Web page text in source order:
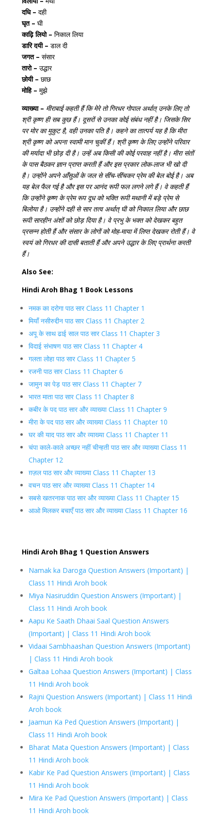
दधि – दही
घृत – घी
काढ़ि लियो – निकाल लिया
डारि दयी – डाल दी
जगत – संसार
तारो – उद्धार
छोयी – छाछ
मोहि – मुझे
व्याख्या – मीराबाई कहती हैं कि मेरे तो गिरधर गोपाल अर्थात् उनके लिए तो
श्री कृष्ण ही सब कुछ हैं। दूसरों से उनका कोई संबंध नहीं है। जिसके सिर
पर मोर का मुकुट है, वही उनका पति है। कहने का तात्पर्य यह है कि मीरा
श्री कृष्ण को अपना स्वामी मान चुकीं हैं। श्री कृष्ण के लिए उन्होंने परिवार
की मर्यादा भी छोड़ दी है। उन्हें अब किसी की कोई परवाह नहीं है। मीरा संतों
के पास बैठकर ज्ञान प्राप्त करती हैं और इस प्रकार लोक-लाज भी खो दी
है। उन्होंने अपने आँसुओं के जल से सींच-सींचकर प्रेम की बेल बोई है। अब
यह बेल फैल गई है और इस पर आनंद रूपी फल लगने लगे हैं। वे कहती हैं
कि उन्होंने कृष्ण के प्रेम रूप दूध को भक्ति रूपी मथानी में बड़े प्रेम से
बिलोया है। उन्होंने दही से सार तत्व अर्थात् घी को निकाल लिया और छाछ
रूपी सारहीन अंशों को छोड़ दिया है। वे प्रभु के भक्त को देखकर बहुत
प्रसन्न होती हैं और संसार के लोगों को मोह-माया में लिप्त देखकर रोती हैं। वे
स्वयं को गिरधर की दासी बताती हैं और अपने उद्धार के लिए प्रार्थना करती
हैं।
Also See:
Hindi Aroh Bhag 1 Book Lessons
नमक का दरोगा पाठ सार Class 11 Chapter 1
मियाँ नसीरुद्दीन पाठ सार Class 11 Chapter 2
अपू के साथ ढाई साल पाठ सार Class 11 Chapter 3
विदाई संभाषण पाठ सार Class 11 Chapter 4
गलता लोहा पाठ सार Class 11 Chapter 5
रजनी पाठ सार Class 11 Chapter 6
जामुन का पेड़ पाठ सार Class 11 Chapter 7
भारत माता पाठ सार Class 11 Chapter 8
कबीर के पद पाठ सार और व्याख्या Class 11 Chapter 9
मीरा के पद पाठ सार और व्याख्या Class 11 Chapter 10
घर की याद पाठ सार और व्याख्या Class 11 Chapter 11
चंपा काले-काले अच्छर नहीं चीन्हती पाठ सार और व्याख्या Class 11
Chapter 12
ग़ज़ल पाठ सार और व्याख्या Class 11 Chapter 13
वचन पाठ सार और व्याख्या Class 11 Chapter 14
सबसे खतरनाक पाठ सार और व्याख्या Class 11 Chapter 15
आओ मिलकर बचाएँ पाठ सार और व्याख्या Class 11 Chapter 16
Hindi Aroh Bhag 1 Question Answers
Namak ka Daroga Question Answers (Important) |
Class 11 Hindi Aroh book
Miya Nasiruddin Question Answers (Important) |
Class 11 Hindi Aroh book
Aapu Ke Saath Dhaai Saal Question Answers
(Important) | Class 11 Hindi Aroh book
Vidaai Sambhaashan Question Answers (Important)
| Class 11 Hindi Aroh book
Galtaa Lohaa Question Answers (Important) | Class
11 Hindi Aroh book
Rajni Question Answers (Important) | Class 11 Hindi
Aroh book
Jaamun Ka Ped Question Answers (Important) |
Class 11 Hindi Aroh book
Bharat Mata Question Answers (Important) | Class
11 Hindi Aroh book
Kabir Ke Pad Question Answers (Important) | Class
11 Hindi Aroh book
Mira Ke Pad Question Answers (Important) | Class
11 Hindi Aroh book